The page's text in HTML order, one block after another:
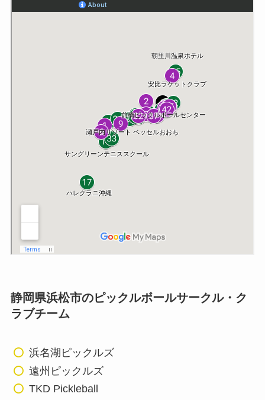
静岡県浜松市のピックルボールサークル・ク
ラブチーム
浜名湖ピックルズ
遠州ピックルズ
TKD Pickleball